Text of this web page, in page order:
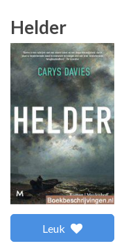
Helder
Leuk